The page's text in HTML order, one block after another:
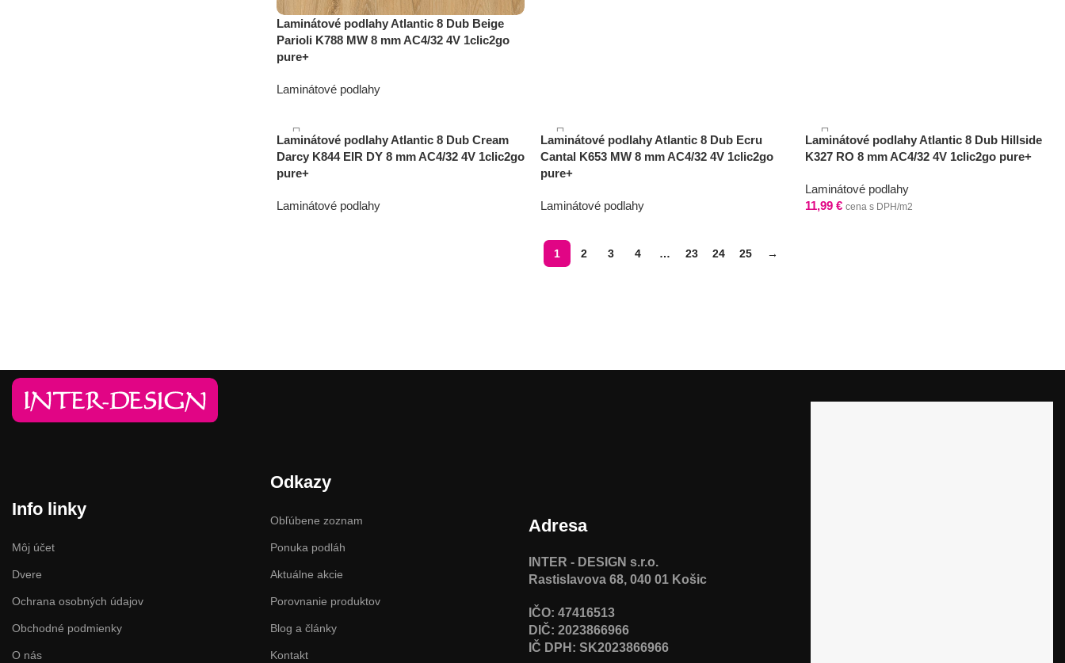
Laminátové podlahy Atlantic 8 Dub Beige
Parioli K788 MW 8 mm AC4/32 4V 1clic2go
pure+
Laminátové podlahy
Laminátové podlahy Atlantic 8 Dub Cream
Darcy K844 EIR DY 8 mm AC4/32 4V 1clic2go
pure+
Laminátové podlahy
Laminátové podlahy Atlantic 8 Dub Ecru
Cantal K653 MW 8 mm AC4/32 4V 1clic2go
pure+
Laminátové podlahy
Laminátové podlahy Atlantic 8 Dub Hillside
K327 RO 8 mm AC4/32 4V 1clic2go pure+
Laminátové podlahy
11,99 € cena s DPH/m2
1 2 3 4 … 23 24 25 →
Info linky
Môj účet
Dvere
Ochrana osobných údajov
Obchodné podmienky
O nás
Odkazy
Obľúbene zoznam
Ponuka podláh
Aktuálne akcie
Porovnanie produktov
Blog a články
Kontakt
Adresa
INTER - DESIGN s.r.o.
Rastislavova 68, 040 01 Košic
IČO: 47416513
DIČ: 2023866966
IČ DPH: SK2023866966